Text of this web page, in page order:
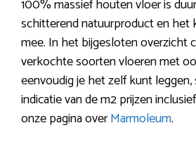
100% massief houten vloer is
schitterend natuurproduct en het
mee. In het bijgesloten overzicht
verkochte soorten vloeren met
eenvoudig je het zelf kunt
indicatie van de m2 prijzen
onze pagina overMarmoleum.